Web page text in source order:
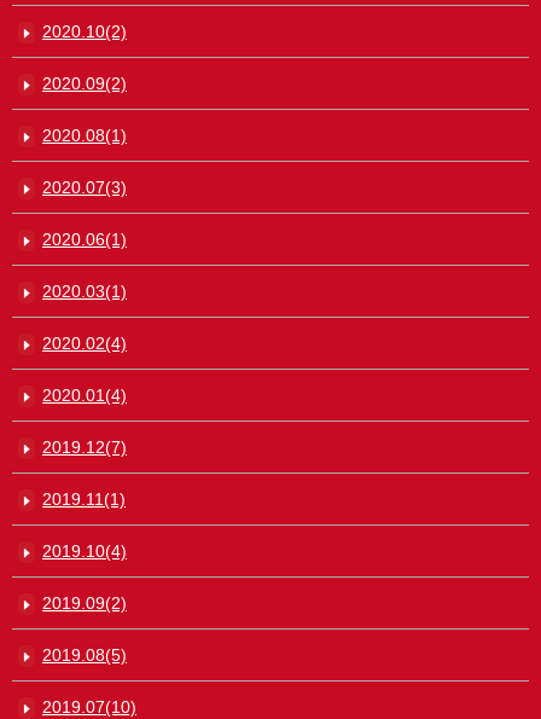
2020.10(2)
2020.09(2)
2020.08(1)
2020.07(3)
2020.06(1)
2020.03(1)
2020.02(4)
2020.01(4)
2019.12(7)
2019.11(1)
2019.10(4)
2019.09(2)
2019.08(5)
2019.07(10)